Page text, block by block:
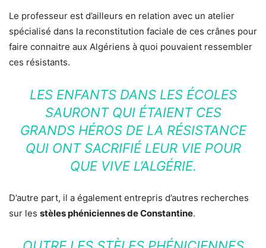
Le professeur est d’ailleurs en relation avec un atelier
spécialisé dans la reconstitution faciale de ces crânes pour
faire connaitre aux Algériens à quoi pouvaient ressembler
ces résistants.
LES ENFANTS DANS LES ÉCOLES
SAURONT QUI ÉTAIENT CES
GRANDS HÉROS DE LA RÉSISTANCE
QUI ONT SACRIFIÉ LEUR VIE POUR
QUE VIVE L’ALGÉRIE.
D’autre part, il a également entrepris d’autres recherches
sur les stèles phéniciennes de Constantine.